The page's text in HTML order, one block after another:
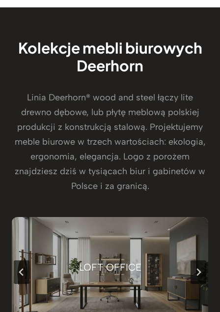
Kolekcje mebli biurowych
Deerhorn
Linia Deerhorn® wood and steel łączy lite
drewno dębowe, lub płytę meblową polskiej
produkcji z konstrukcją stalową. Projektujemy
meble biurowe w trzech wartościach: ekologia,
ergonomia, elegancja. Logo z porożem
znajdziesz dziś w tysiącach biur i gabinetów w
Polsce i za granicą.
LOFT OFFICE PLUS